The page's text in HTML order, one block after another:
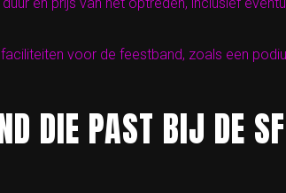
voor de feestband, zoals een
DIE PAST BIJ DE